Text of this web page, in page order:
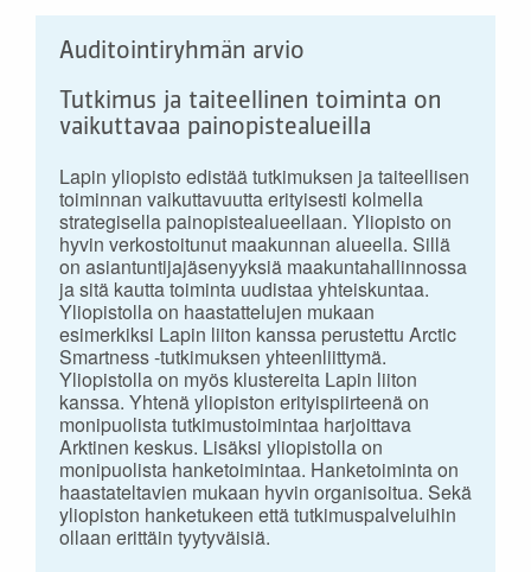
Auditointiryhmän arvio
Tutkimus ja taiteellinen toiminta on
vaikuttavaa painopistealueilla
Lapin yliopisto edistää tutkimuksen ja taiteellisen
toiminnan vaikuttavuutta erityisesti kolmella
strategisella painopistealueellaan. Yliopisto on
hyvin verkostoitunut maakunnan alueella. Sillä
on asiantuntijajäsenyyksiä maakuntahallinnossa
ja sitä kautta toiminta uudistaa yhteiskuntaa.
Yliopistolla on haastattelujen mukaan
esimerkiksi Lapin liiton kanssa perustettu Arctic
Smartness -tutkimuksen yhteenliittymä.
Yliopistolla on myös klustereita Lapin liiton
kanssa. Yhtenä yliopiston erityispiirteenä on
monipuolista tutkimustoimintaa harjoittava
Arktinen keskus. Lisäksi yliopistolla on
monipuolista hanketoimintaa. Hanketoiminta on
haastateltavien mukaan hyvin organisoitua. Sekä
yliopiston hanketukeen että tutkimuspalveluihin
ollaan erittäin tyytyväisiä.